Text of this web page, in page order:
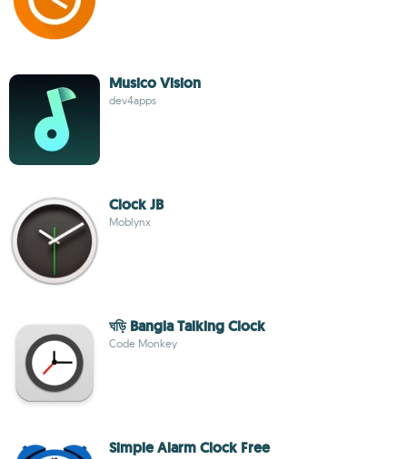
Musico Vision
dev4apps
Clock JB
Moblynx
ঘড়ি Bangla Talking Clock
Code Monkey
Simple Alarm Clock Free